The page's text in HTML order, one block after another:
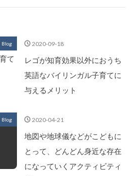
Blog 2020-09-18
レゴが知育効果以外におうち
英語なバイリンガル子育てに
与えるメリット
Blog 2020-04-21
地図や地球儀などがこどもに
とって、どんどん身近な存在
になっていくアクティビティ